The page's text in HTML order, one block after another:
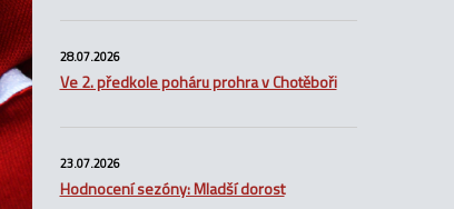
28.07.2026
Ve 2. předkole poháru prohra v Chotěboři
23.07.2026
Hodnocení sezóny: Mladší dorost